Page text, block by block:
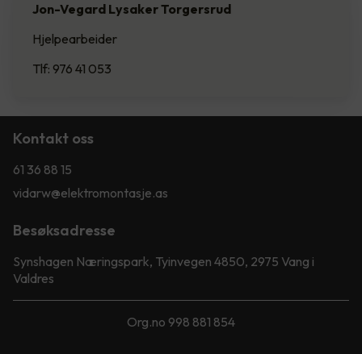
Jon-Vegard Lysaker Torgersrud
Hjelpearbeider
Tlf: 976 41 053
Kontakt oss
61 36 88 15
vidarw@elektromontasje.as
Besøksadresse
Synshagen Næringspark, Tyinvegen 4850, 2975 Vang i
Valdres
Org.no 998 881 854